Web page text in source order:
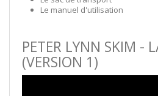
Le manuel d'utilisation
PETER LYNN SKIM -
(VERSION 1)